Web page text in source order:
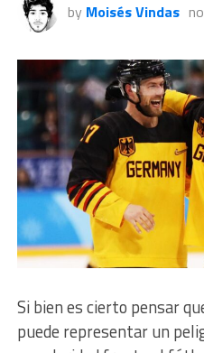
by Moisés Vindas
Si bien es cierto pensar
puede representar un